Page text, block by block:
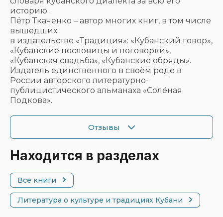
историю.
Пётр Ткаченко – автор многих книг, в том числе
вышедших
в издательстве «Традиция»: «Кубанский говор»,
«Кубанские пословицы и поговорки»,
«Кубанская свадьба», «Кубанские обряды».
Издатель единственного в своём роде в
России авторского литературно-
публицистического альманаха «Солёная
Подкова».
Отзывы
Находится в разделах
Все книги
Литература о культуре и традициях Кубани